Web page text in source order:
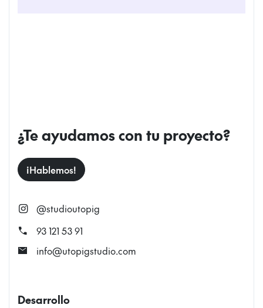
¿Te ayudamos con tu proyecto?
¡Hablemos!
@studioutopig
call
93 121 53 91
mail
info@utopigstudio.com
Desarrollo